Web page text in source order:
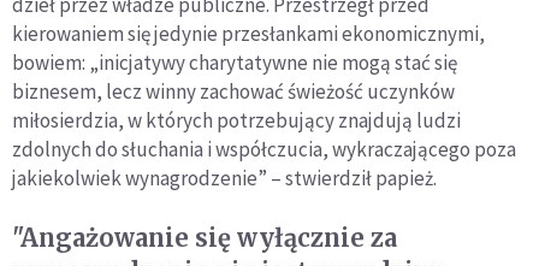
kierowaniem się jedynie przesłankami ekonomicznymi,
bowiem: „inicjatywy charytatywne nie mogą stać się
biznesem, lecz winny zachować świeżość uczynków
miłosierdzia, w których potrzebujący znajdują ludzi
zdolnych do słuchania i współczucia, wykraczającego poza
jakiekolwiek wynagrodzenie” – stwierdził papież.
"Angażowanie się wyłącznie za